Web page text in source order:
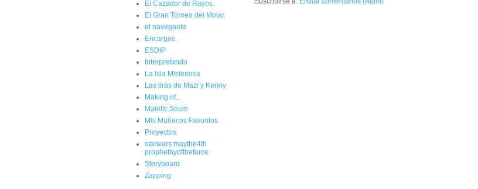
El Cazador de Rayos.
El Gran Torneo del Molar.
el navegante
Encargos
ESDIP
Interpretando
La Isla Misteriosa
Las tiras de Mazi y Kenny
Making of...
Malefic.Soum
Mis Muñecos Favoritos
Proyectos
starwars maythe4th
prophethyoftheforce
Storyboard
Zapping